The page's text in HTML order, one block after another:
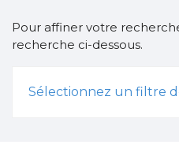
Pour affiner votre
recherche ci-dessous.
Sélectionnez un filtre